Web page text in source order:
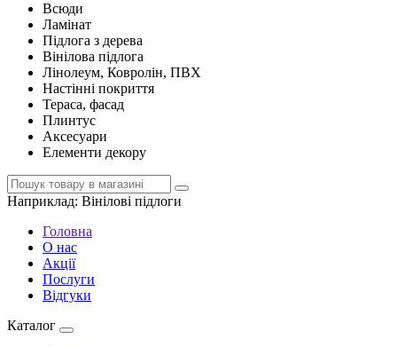
Всюди
Ламінат
Підлога з дерева
Вінілова підлога
Лінолеум, Ковролін, ПВХ
Настінні покриття
Тераса, фасад
Плинтус
Аксесуари
Елементи декору
Наприклад: Вінілові підлоги
Головна
О нас
Акції
Послуги
Відгуки
Каталог